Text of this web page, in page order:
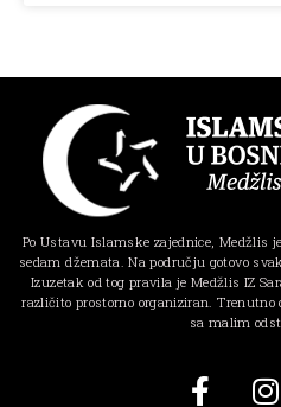
Po Ustavu Islamske zajednice, Medžlis
sedam džemata. Na području gotovo
Izuzetak od tog pravila je Medžlis IZ
različito prostorno organiziran. Trenutno
sa malim